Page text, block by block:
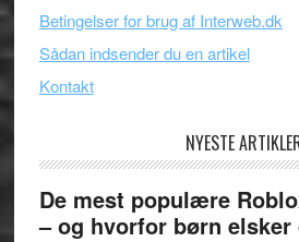
Betingelser for brug af Interweb.dk
Sådan indsender du en artikel
Kontakt
NYESTE
De mest populære
– og hvorfor børn elsker